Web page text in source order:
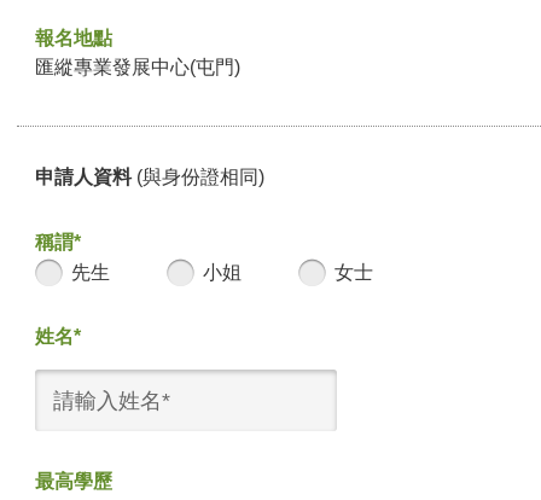
報名地點
匯縱專業發展中心(屯門)
申請人資料 (與身份證相同)
稱謂*
先生
小姐 女士
姓名*
最高學歷